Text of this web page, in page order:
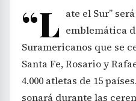
“L ate el Sur”
emblemática
Suramericanos que se
Santa Fe, Rosario y
4.000 atletas de 15
sonará durante las